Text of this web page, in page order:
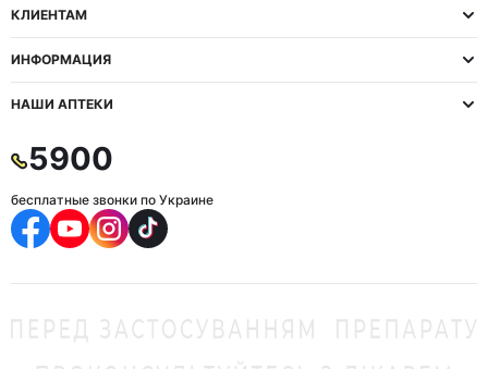
КЛИЕНТАМ
ИНФОРМАЦИЯ
НАШИ АПТЕКИ
5900
бесплатные звонки по Украине